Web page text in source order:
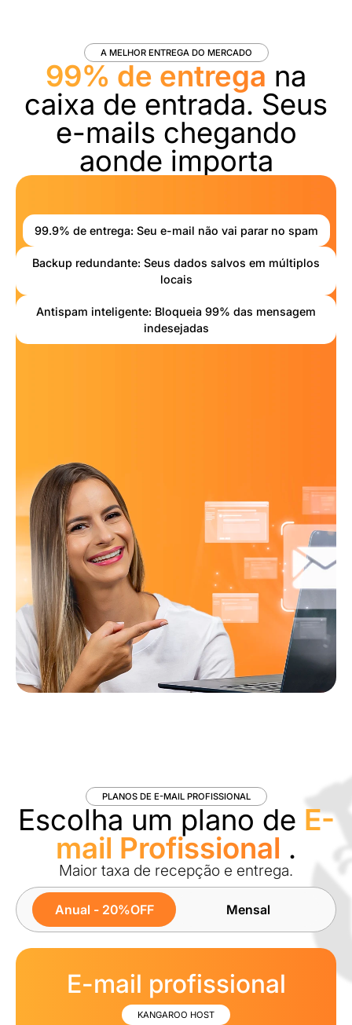
A MELHOR ENTREGA DO MERCADO
99% de entrega na
caixa de entrada. Seus
e-mails chegando
aonde importa
99.9% de entrega: Seu e-mail não vai parar no spam
Backup redundante: Seus dados salvos em múltiplos
locais
Antispam inteligente: Bloqueia 99% das mensagem
indesejadas
PLANOS DE E-MAIL PROFISSIONAL
Escolha um plano de E-
mail Profissional .
Maior taxa de recepção e entrega.
Anual - 20%OFF Mensal
E-mail profissional
KANGAROO HOST